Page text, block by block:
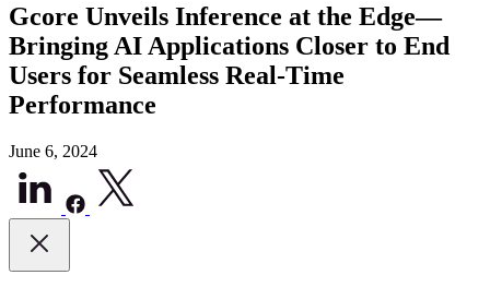
Gcore Unveils Inference at the Edge—
Bringing AI Applications Closer to End
Users for Seamless Real-Time
Performance
June 6, 2024